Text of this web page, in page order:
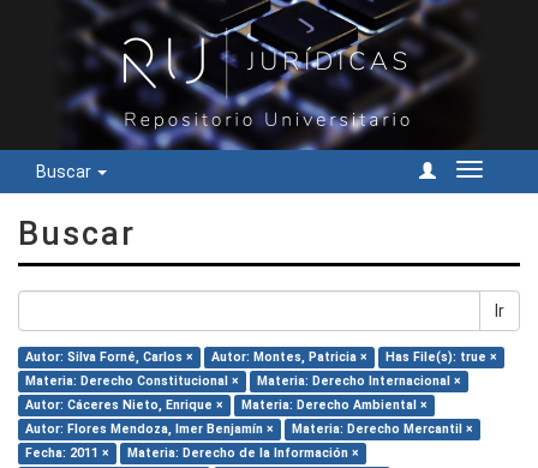
Buscar
Cambiar
Buscar
Ir
Autor: Silva Forné, Carlos × Autor: Montes, Patricia ×
Has File(s): true ×
Materia: Derecho Constitucional ×
Materia: Derecho Internacional ×
Autor: Cáceres Nieto, Enrique ×
Materia: Derecho Ambiental ×
Autor: Flores Mendoza, Imer Benjamín ×
Materia: Derecho Mercantil ×
Fecha: 2011 ×
Materia: Derecho de la Información ×